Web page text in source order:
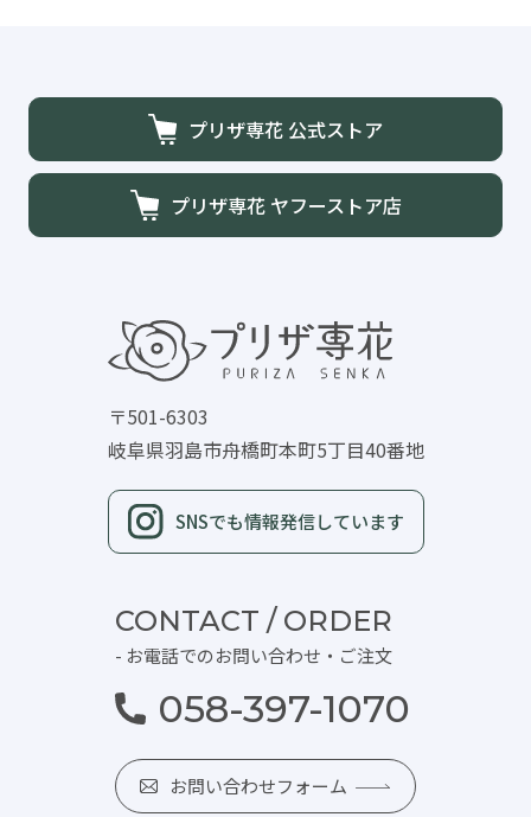
プリザ専花 公式ストア
プリザ専花 ヤフーストア店
〒501-6303
岐阜県羽島市舟橋町本町5丁目40番地
SNSでも情報発信しています
CONTACT / ORDER
- お電話でのお問い合わせ・ご注文
058-397-1070
お問い合わせフォーム